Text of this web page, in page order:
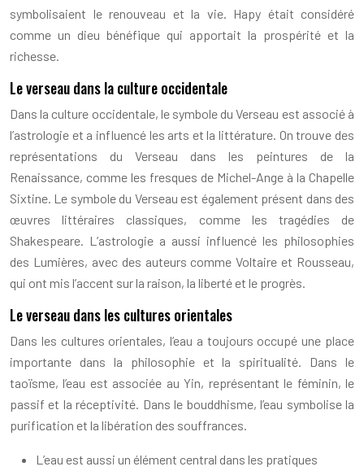
symbolisaient le renouveau et la vie. Hapy était considéré
comme un dieu bénéfique qui apportait la prospérité et la
richesse.
Le verseau dans la culture occidentale
Dans la culture occidentale, le symbole du Verseau est associé à
l’astrologie et a influencé les arts et la littérature. On trouve des
représentations du Verseau dans les peintures de la
Renaissance, comme les fresques de Michel-Ange à la Chapelle
Sixtine. Le symbole du Verseau est également présent dans des
œuvres littéraires classiques, comme les tragédies de
Shakespeare. L’astrologie a aussi influencé les philosophies
des Lumières, avec des auteurs comme Voltaire et Rousseau,
qui ont mis l’accent sur la raison, la liberté et le progrès.
Le verseau dans les cultures orientales
Dans les cultures orientales, l’eau a toujours occupé une place
importante dans la philosophie et la spiritualité. Dans le
taoïsme, l’eau est associée au Yin, représentant le féminin, le
passif et la réceptivité. Dans le bouddhisme, l’eau symbolise la
purification et la libération des souffrances.
L’eau est aussi un élément central dans les pratiques